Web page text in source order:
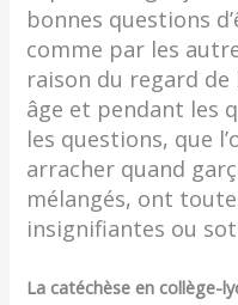
bonnes questions
comme par les
raison du regard de
âge et pendant les
les questions, que
arracher quand
mélangés, ont
insignifiantes ou
La catéchèse en collège-